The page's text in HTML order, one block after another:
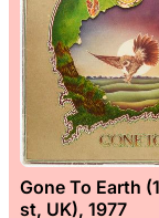
Gone To Earth
st, UK), 1977